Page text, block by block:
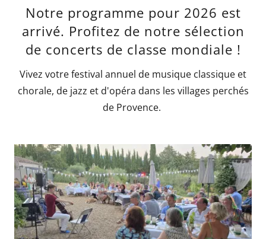
Notre programme pour 2026 est
arrivé. Profitez de notre sélection
de concerts de classe mondiale !
Vivez votre festival annuel de musique classique et
chorale, de jazz et d'opéra dans les villages perchés
de Provence.